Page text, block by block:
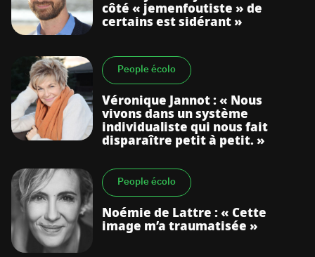
côté « jemenfoutiste » de
certains est sidérant »
People écolo
Véronique Jannot : « Nous
vivons dans un système
individualiste qui nous fait
disparaître petit à petit. »
People écolo
Noémie de Lattre : « Cette
image m’a traumatisée »